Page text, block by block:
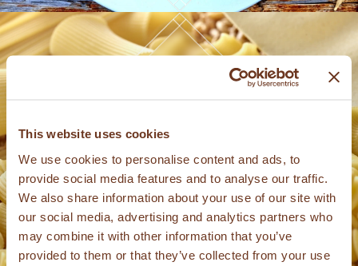
This website uses cookies
We use cookies to personalise content and ads, to
provide social media features and to analyse our traffic.
We also share information about your use of our site with
our social media, advertising and analytics partners who
may combine it with other information that you’ve
provided to them or that they’ve collected from your use
PÂTES